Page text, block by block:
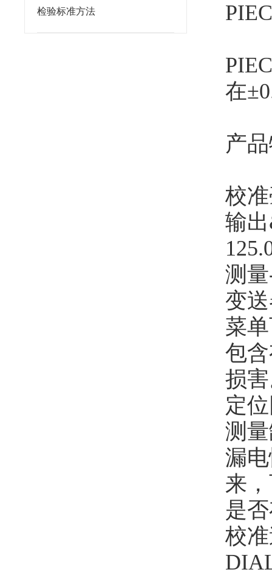
检验标准方法
在
产
校
输
测
变
菜
包
损
定
测
漏
来
是
校